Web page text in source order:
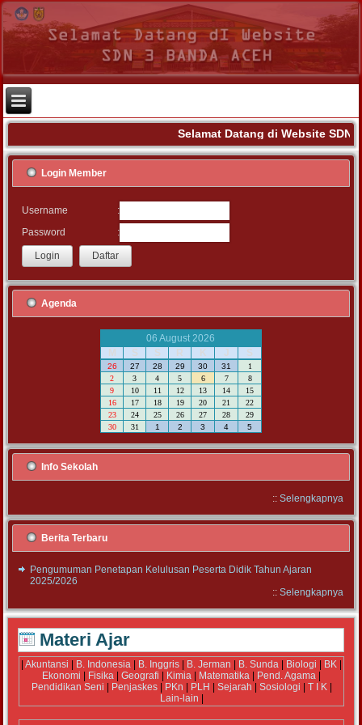
Selamat Datang di Website SDN
Login Member
Username
:
Password
:
Agenda
06 August 2026
M
S S R K J S
26 27 28 29 30 31
1
2
3 4 5 6 7
8
9
10 11 12 13 14
15
16
17 18 19 20 21
22
23
24 25 26 27 28
29
30
31 1 2 3 4 5
Info Sekolah
:: Selengkapnya
Berita Terbaru
Pengumuman Penetapan Kelulusan Peserta Didik Tahun Ajaran
2025/2026
:: Selengkapnya
Materi Ajar
|Akuntansi B. Indonesia B. Inggris B. Jerman B. Sunda Biologi BK
Ekonomi
Fisika |Geografi Kimia Matematika Pend. Agama
Pendidikan Seni
Penjaskes| PKn PLH Sejarah Sosiologi T I K|
Lain-lain